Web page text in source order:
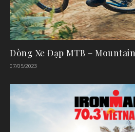
Dòng Xe Đạp MTB –
07/05/2023